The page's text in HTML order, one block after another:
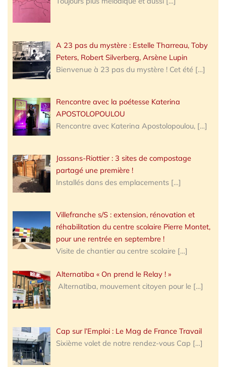
A 23 pas du mystère : Estelle Tharreau, Toby
Peters, Robert Silverberg, Arsène Lupin
Bienvenue à 23 pas du mystère ! Cet été […]
Rencontre avec la poétesse Katerina
APOSTOLOPOULOU
Rencontre avec Katerina Apostolopoulou, […]
Jassans-Riottier : 3 sites de compostage
partagé une première !
Installés dans des emplacements […]
Villefranche s/S : extension, rénovation et
réhabilitation du centre scolaire Pierre Montet,
pour une rentrée en septembre !
Visite de chantier au centre scolaire […]
Alternatiba « On prend le Relay ! »
Alternatiba, mouvement citoyen pour le […]
Cap sur l’Emploi : Le Mag de France Travail
Sixième volet de notre rendez-vous Cap […]